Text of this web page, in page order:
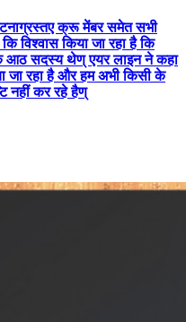
क्रू मेंबर समेत सभी
विश्वास किया जा रहा है कि
आठ सदस्य थेण् एयर लाइन ने कहा
जा रहा है और हम अभी किसी के
नहीं कर रहे हैण्